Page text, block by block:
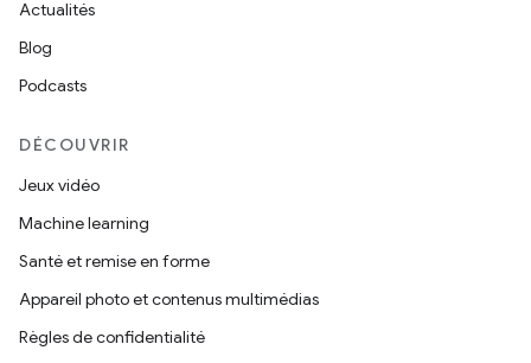
Actualités
Blog
Podcasts
DÉCOUVRIR
Jeux vidéo
Machine learning
Santé et remise en forme
Appareil photo et contenus multimédias
Règles de confidentialité